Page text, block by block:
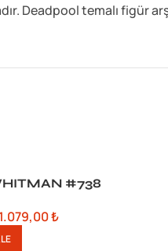
Deadpool temalı figür
#738
1.079,00₺